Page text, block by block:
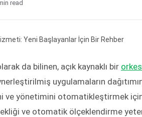
read
da bilinen, açık kaynaklı bir
uygulamaların
ve yönetimini otomatikleştirmek için
ve otomatik ölçeklendirme